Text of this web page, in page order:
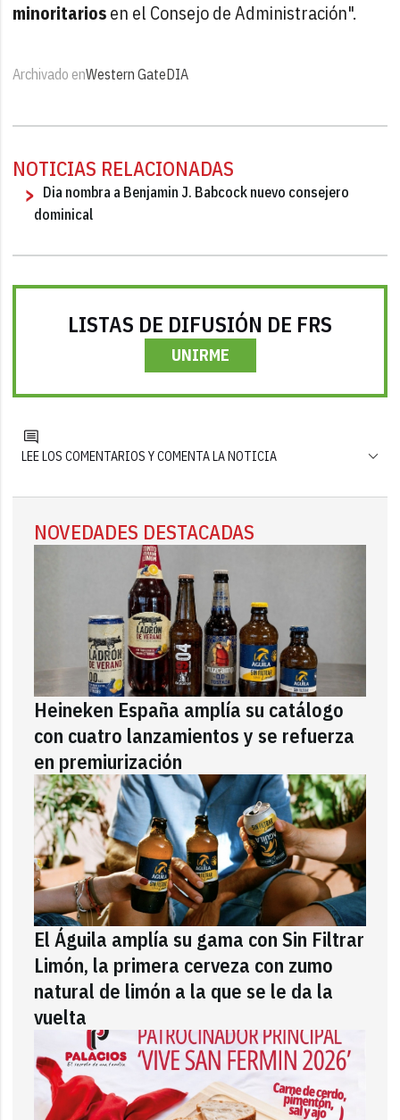
minoritariosen el Consejo de Administración".
Archivado enWestern GateDIA
NOTICIAS RELACIONADAS
Dia nombra a Benjamin J. Babcock nuevo consejero
dominical
LISTAS DE DIFUSIÓN DE FRS
UNIRME
LEE LOS COMENTARIOS Y COMENTA LA NOTICIA
NOVEDADES DESTACADAS
Heineken España amplía su catálogo
con cuatro lanzamientos y se refuerza
en premiurización
El Águila amplía su gama con Sin Filtrar
Limón, la primera cerveza con zumo
natural de limón a la que se le da la
vuelta